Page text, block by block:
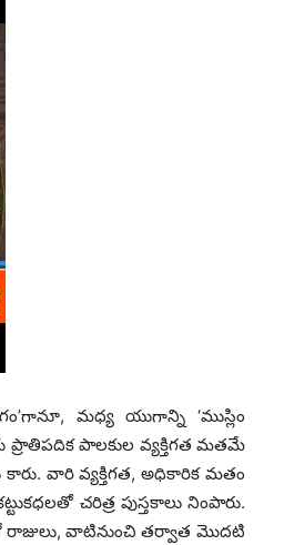
మధ్య యుగాన్ని ‘ముస్లిం
ప్రాతిపదిక పాలకుల వ్యక్తిగత మతమే
వారి వ్యక్తిగత, అధికారిక మతం
చరిత్ర పుస్తకాలు నింపారు.
రాజులు, వాటినుంచి తర్వాత మొదటి